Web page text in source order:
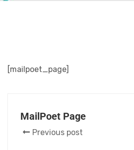
[mailpoet_page]
MailPoet Page
Previous post